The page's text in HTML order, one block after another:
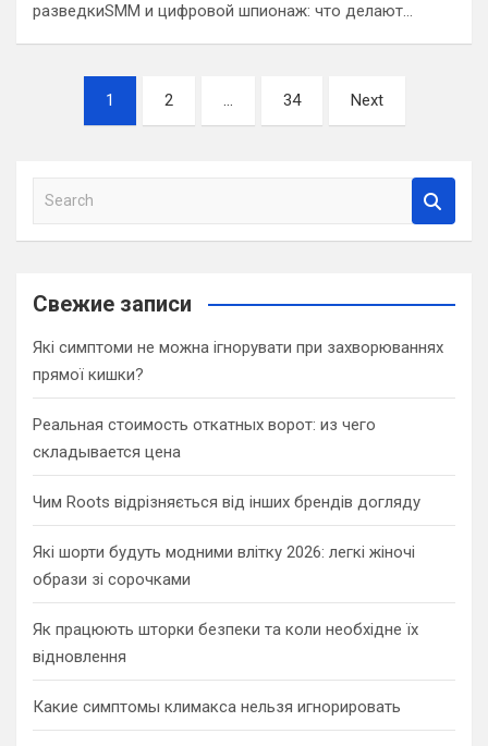
разведкиSMM и цифровой шпионаж: что делают…
Навигация
1 2 … 34 Next
a
c
Свежие записи
Які симптоми не можна ігнорувати при захворюваннях
прямої кишки?
Реальная стоимость откатных ворот: из чего
складывается цена
Чим Roots відрізняється від інших брендів догляду
Які шорти будуть модними влітку 2026: легкі жіночі
образи зі сорочками
Як працюють шторки безпеки та коли необхідне їх
відновлення
Какие симптомы климакса нельзя игнорировать